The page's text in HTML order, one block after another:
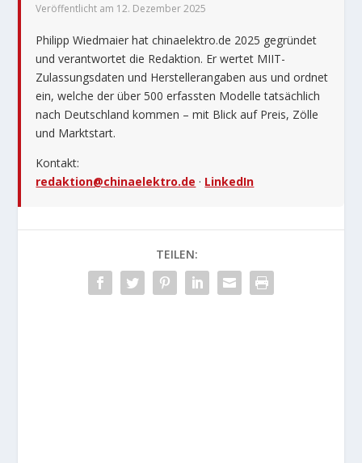
Veröffentlicht am 12. Dezember 2025
Philipp Wiedmaier hat chinaelektro.de 2025 gegründet
und verantwortet die Redaktion. Er wertet MIIT-
Zulassungsdaten und Herstellerangaben aus und ordnet
ein, welche der über 500 erfassten Modelle tatsächlich
nach Deutschland kommen – mit Blick auf Preis, Zölle
und Marktstart.
Kontakt:
redaktion@chinaelektro.de · LinkedIn
TEILEN: